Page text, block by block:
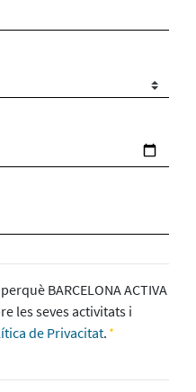
BARCELONA ACTIVA
les seves activitats i
de Privacitat.